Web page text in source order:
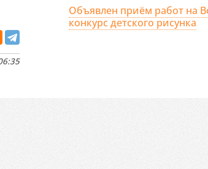
Объявлен приём работ на
конкурс детского рисунка